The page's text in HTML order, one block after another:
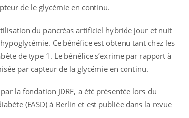
de le glycémie en continu.
du pancréas artificiel hybride jour et nuit
Ce bénéfice est obtenu tant chez les
de type 1. Le bénéfice s’exrime par rapport à
par capteur de la glycémie en continu.
la fondation JDRF, a été présentée lors du
(EASD) à Berlin et est publiée dans la revue